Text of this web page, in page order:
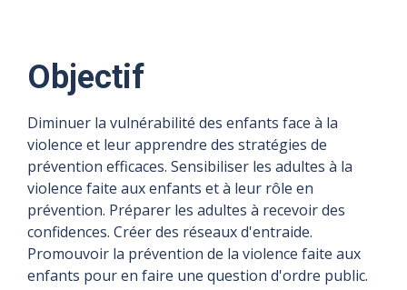
Objectif
Diminuer la vulnérabilité des enfants face à la
violence et leur apprendre des stratégies de
prévention efficaces. Sensibiliser les adultes à la
violence faite aux enfants et à leur rôle en
prévention. Préparer les adultes à recevoir des
confidences. Créer des réseaux d'entraide.
Promouvoir la prévention de la violence faite aux
enfants pour en faire une question d'ordre public.